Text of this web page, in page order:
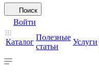
Поиск
Войти
Каталог
Полезные
статьи
Услуги